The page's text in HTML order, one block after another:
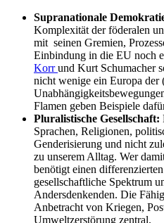
Supranationale
Komplexität der föderalen
mit seinen Gremien,
Einbindung in die EU noch
Korrund Kurt Schumacher
nicht wenige ein Europa der
Flamen geben Beispiele
Pluralistische Gesellschaft:
Sprachen, Religionen,
Genderisierung und nicht
zu unserem Alltag. Wer
benötigt einen
gesellschaftliche Spektrum
Andersdenkenden. Die
Anbetracht von Kriegen,
Umweltzerstörung zentral.